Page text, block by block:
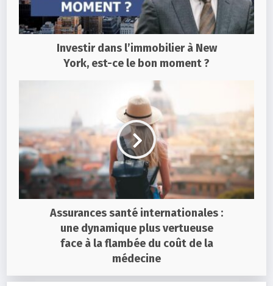
Investir dans l’immobilier à New
York, est-ce le bon moment ?
Assurances santé internationales :
une dynamique plus vertueuse
face à la flambée du coût de la
médecine